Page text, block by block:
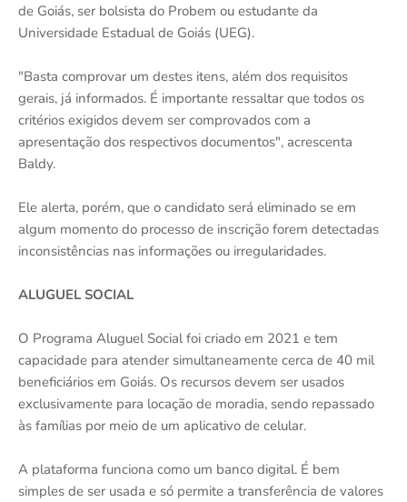
de Goiás, ser bolsista do Probem ou estudante da
Universidade Estadual de Goiás (UEG).
"Basta comprovar um destes itens, além dos requisitos
gerais, já informados. É importante ressaltar que todos os
critérios exigidos devem ser comprovados com a
apresentação dos respectivos documentos", acrescenta
Baldy.
Ele alerta, porém, que o candidato será eliminado se em
algum momento do processo de inscrição forem detectadas
inconsistências nas informações ou irregularidades.
ALUGUEL SOCIAL
O Programa Aluguel Social foi criado em 2021 e tem
capacidade para atender simultaneamente cerca de 40 mil
beneficiários em Goiás. Os recursos devem ser usados
exclusivamente para locação de moradia, sendo repassado
às famílias por meio de um aplicativo de celular.
A plataforma funciona como um banco digital. É bem
simples de ser usada e só permite a transferência de valores